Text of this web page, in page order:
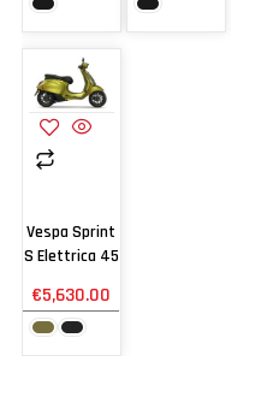
Vespa Sprint
S Elettrica 45
€5,630.00